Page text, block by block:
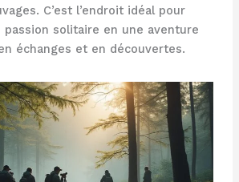
C’est l’endroit idéal pour
solitaire en une aventure
échanges et en découvertes.